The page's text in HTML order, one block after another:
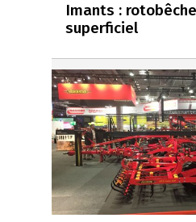
Imants :
superficiel